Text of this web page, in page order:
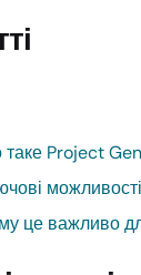
Project
можливості
це важливо